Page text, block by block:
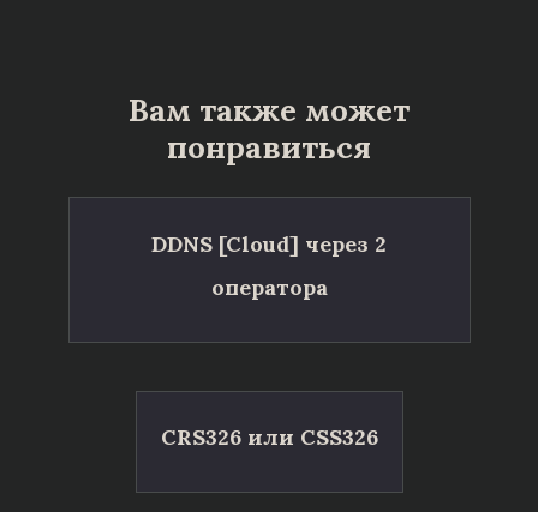
Вам также может
понравиться
DDNS [Cloud] через 2
оператора
CRS326 или CSS326